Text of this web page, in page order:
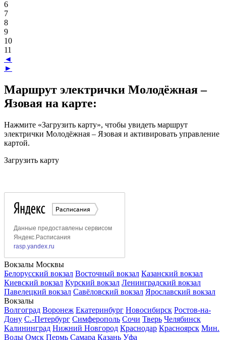
6
7
8
9
10
11
◄
►
Маршрут электрички Молодёжная –
Язовая на карте:
Нажмите «Загрузить карту», чтобы увидеть маршрут
электрички Молодёжная – Язовая и активировать управление
картой.
Загрузить карту
Вокзалы Москвы
Белорусский вокзал Восточный вокзал Казанский вокзал
Киевский вокзал Курский вокзал Ленинградский вокзал
Павелецкий вокзал Савёловский вокзал Ярославский вокзал
Вокзалы
Волгоград Воронеж Екатеринбург Новосибирск Ростов-на-
Дону С.-Петербург Симферополь Сочи Тверь Челябинск
Калининград Нижний Новгород Краснодар Красноярск Мин.
Воды Омск Пермь Самара Казань Уфа